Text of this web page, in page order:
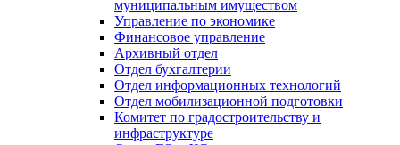
муниципальным имуществом
Управление по экономике
Финансовое управление
Архивный отдел
Отдел бухгалтерии
Отдел информационных технологий
Отдел мобилизационной подготовки
Комитет по градостроительству и
инфраструктуре